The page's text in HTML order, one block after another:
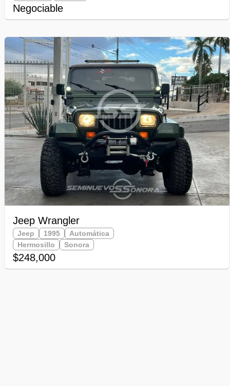
Negociable
Jeep Wrangler
Jeep 1995
Automática
Hermosillo
Sonora
$248,000